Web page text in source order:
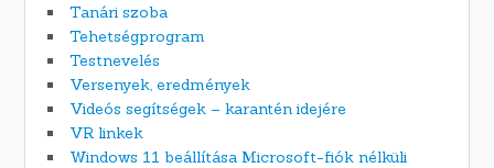
Tanári szoba
Tehetségprogram
Testnevelés
Versenyek, eredmények
Videós segítségek – karantén idejére
VR linkek
Windows 11 beállítása Microsoft-fiók nélküli